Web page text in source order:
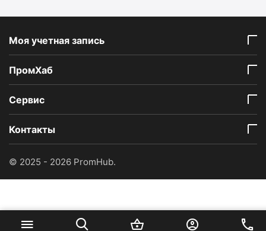
Моя учетная запись
ПромХаб
Сервис
Контакты
© 2025 - 2026 PromHub.